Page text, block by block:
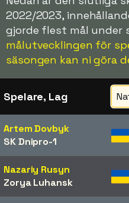
2022/2023,
gjorde flest mål under
målutvecklingen för
säsongen kan ni göra
Spelare, Lag
Artem Dovbyk
SK Dnipro-1
Nazariy Rusyn
Zorya Luhansk